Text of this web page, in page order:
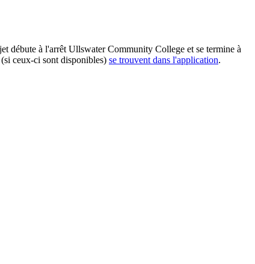
débute à l'arrêt Ullswater Community College et se termine à
ceux-ci sont disponibles) se trouvent dans l'application.